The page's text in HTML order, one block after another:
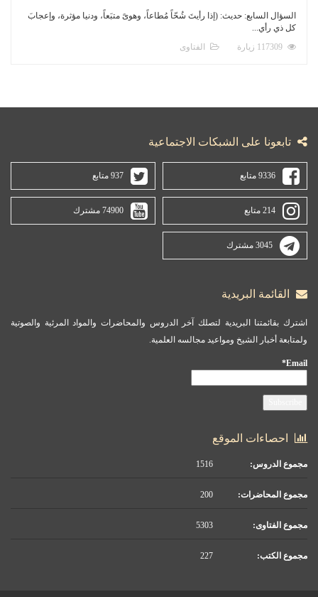
السؤال السابع: حديث: (إذا رأيتَ شُحّاً مُطاعاً، وهوىً متبَعاً، ودنيا مؤثرة، وإعجابَ
كل ذي رأي...
الفتاوى
تابعونا على الشبكات الاجتماعية
9336 متابع 937 متابع
214 متابع 74900 مشترك
3045 مشترك
القائمة البريدية
اشترك بقائمتنا البريدية لتصلك آخر الدروس والمحاضرات والمواد المرئية والصوتية
ولمتابعة أخبار الشيخ ومواعيد مجالسه العلمية.
Email*
احصاءات الموقع
مجموع الدروس:
مجموع المحاضرات:
مجموع الفتاوى:
مجموع الكتب: